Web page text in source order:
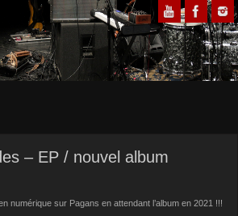
– EP / nouvel album
numérique sur Pagans en attendant l’album en 2021 !!!